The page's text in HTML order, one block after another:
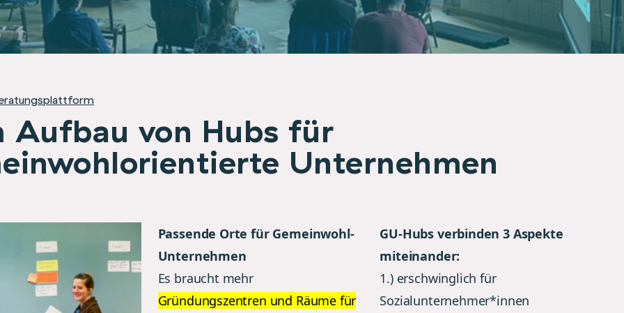
Aufbau von Hubs für
Unternehmen
Passende Orte für Gemeinwohl-
Unternehmen
Es braucht mehr
Gründungszentren und Räume für
GU-Hubs verbinden 3 Aspekte
miteinander:
1.) erschwinglich für
Sozialunternehmer*innen